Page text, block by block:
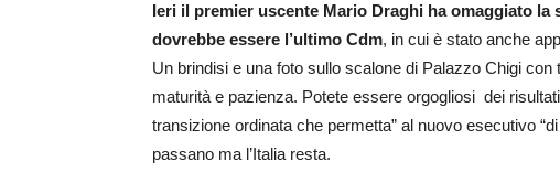
Ieri il premier uscente Mario Draghi ha omaggiato
dovrebbe essere l’ultimo Cdm, in cui è stato anche
Un brindisi e una foto sullo scalone di Palazzo Chigi
maturità e pazienza. Potete essere orgogliosi dei
transizione ordinata che permetta” al nuovo esecutivo
passano ma l’Italia resta.